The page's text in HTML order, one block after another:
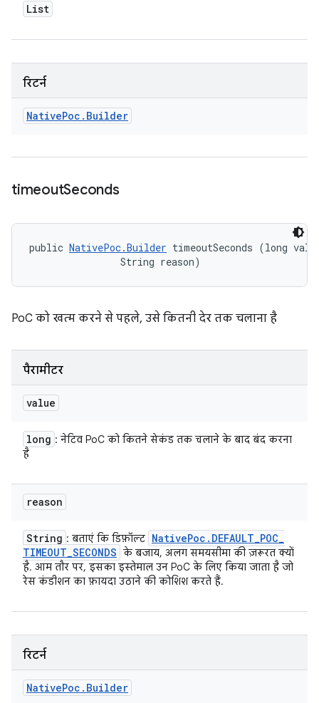
List
रिटर्न
NativePoc . Builder
timeoutSeconds
public NativePoc.Builder timeoutSeconds (long
                String reason)
PoC को खत्म करने से पहले, उसे कितनी देर तक चलाना है
पैरामीटर
value
long : नेटिव PoC को कितने सेकंड तक चलाने के बाद बंद करना
है
reason
String : बताएं कि डिफ़ॉल्ट NativePoc . DEFAULT_POC_
TIMEOUT_SECONDS के बजाय, अलग समयसीमा की ज़रूरत क्यों
है. आम तौर पर, इसका इस्तेमाल उन PoC के लिए किया जाता है जो
रेस कंडीशन का फ़ायदा उठाने की कोशिश करते हैं.
रिटर्न
NativePoc . Builder